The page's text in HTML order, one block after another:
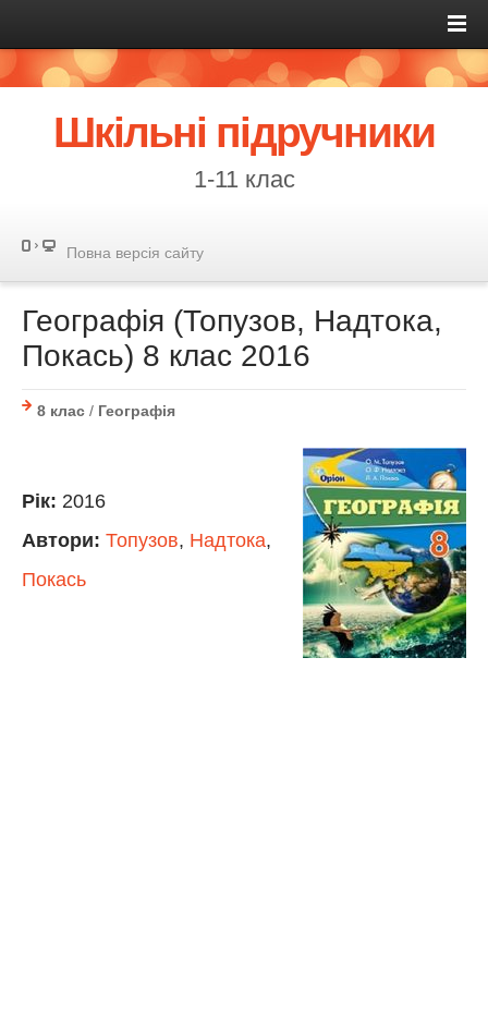
Шкільні підручники
1-11 клас
Повна версія сайту
Географія (Топузов, Надтока,
Покась) 8 клас 2016
8 клас / Географія
Рік: 2016
Автори: Топузов, Надтока,
Покась